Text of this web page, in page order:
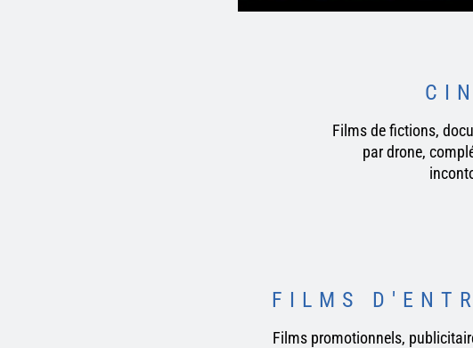
Films de fictions,
par drone,
FILMS
Films promotionnels,